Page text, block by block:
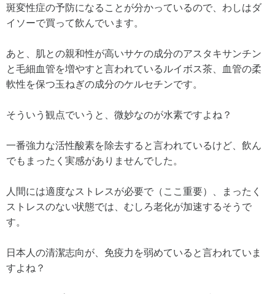
斑変性症の予防になることが分かっているので、わしはダ
イソーで買って飲んでいます。
あと、肌との親和性が高いサケの成分のアスタキサンチン
と毛細血管を増やすと言われているルイボス茶、血管の柔
軟性を保つ玉ねぎの成分のケルセチンです。
そういう観点でいうと、微妙なのが水素ですよね？
一番強力な活性酸素を除去すると言われているけど、飲ん
でもまったく実感がありませんでした。
人間には適度なストレスが必要で（ここ重要）、まったく
ストレスのない状態では、むしろ老化が加速するそうで
す。
日本人の清潔志向が、免疫力を弱めていると言われていま
すよね？